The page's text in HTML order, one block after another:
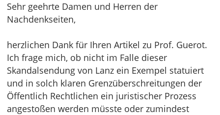
Sehr geehrte Damen und Herren der
Nachdenkseiten,
herzlichen Dank für Ihren Artikel zu Prof. Guerot.
Ich frage mich, ob nicht im Falle dieser
Skandalsendung von Lanz ein Exempel statuiert
und in solch klaren Grenzüberschreitungen der
Öffentlich Rechtlichen ein juristischer Prozess
angestoßen werden müsste oder zumindest